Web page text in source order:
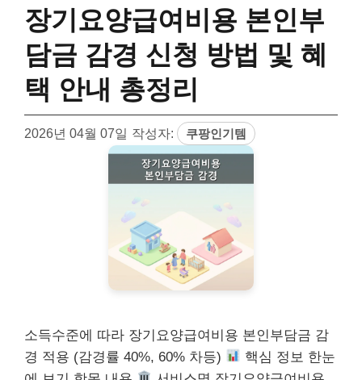
장기요양급여비용 본인부
담금 감경 신청 방법 및 혜
택 안내 총정리
2026년 04월 07일 작성자: 쿠팡인기템
소득수준에 따라 장기요양급여비용 본인부담금 감
경 적용 (감경률 40%, 60% 차등)
핵심 정보 한눈